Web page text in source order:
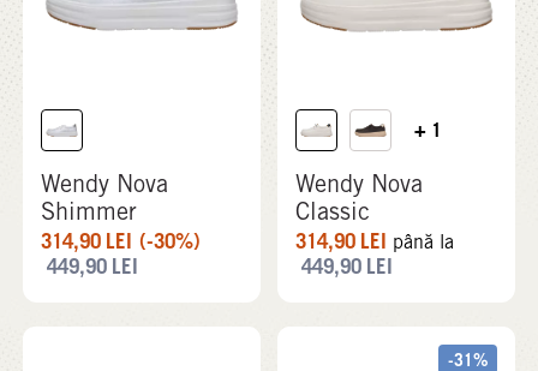
Wendy Nova
Shimmer
314,90 LEI (-30%)
449,90 LEI
+ 1
Wendy Nova
Classic
314,90 LEI până la
449,90 LEI
-31%